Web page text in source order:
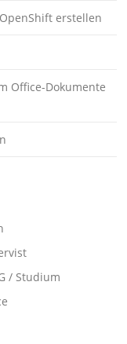
erstellen
Office-Dokumente
/ Studium